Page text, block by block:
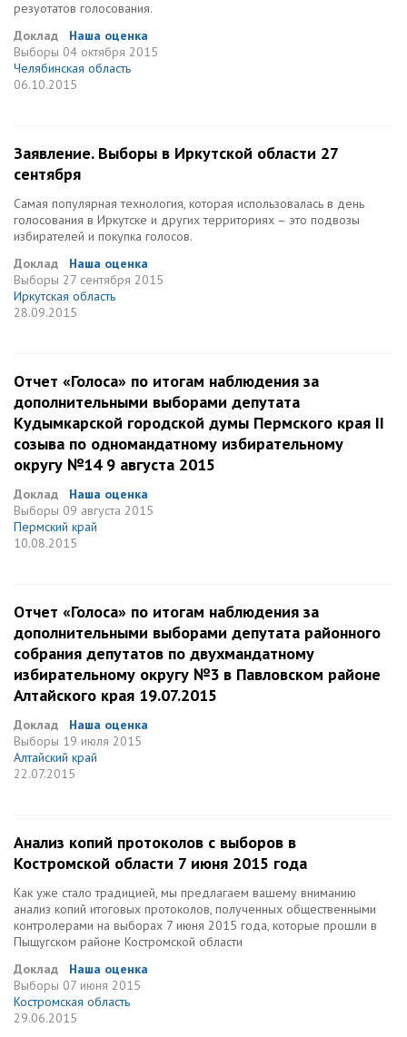
резуотатов голосования.
Доклад
Наша оценка
Выборы 04 октября 2015
Челябинская область
06.10.2015
Заявление. Выборы в Иркутской области 27
сентября
Самая популярная технология, которая использовалась в день
голосования в Иркутске и других территориях – это подвозы
избирателей и покупка голосов.
Доклад
Наша оценка
Выборы 27 сентября 2015
Иркутская область
28.09.2015
Отчет «Голоса» по итогам наблюдения за
дополнительными выборами депутата
Кудымкарской городской думы Пермского края II
созыва по одномандатному избирательному
округу №14 9 августа 2015
Доклад
Наша оценка
Выборы 09 августа 2015
Пермский край
10.08.2015
Отчет «Голоса» по итогам наблюдения за
дополнительными выборами депутата районного
собрания депутатов по двухмандатному
избирательному округу №3 в Павловском районе
Алтайского края 19.07.2015
Доклад
Наша оценка
Выборы 19 июля 2015
Алтайский край
22.07.2015
Анализ копий протоколов с выборов в
Костромской области 7 июня 2015 года
Как уже стало традицией, мы предлагаем вашему вниманию
анализ копий итоговых протоколов, полученных общественными
контролерами на выборах 7 июня 2015 года, которые прошли в
Пыщугском районе Костромской области
Доклад
Наша оценка
Выборы 07 июня 2015
Костромская область
29.06.2015